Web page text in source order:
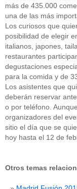
más de 435.000
una de las más
Los curiosos que
posibilidad de elegir
italianos, japones,
restaurantes
degustaciones
para la comida y de
Los asistentes que
deberán reservar
o por teléfono.
organizadores del
sitio el día que se
hoy hasta el 12 de
Otros temas